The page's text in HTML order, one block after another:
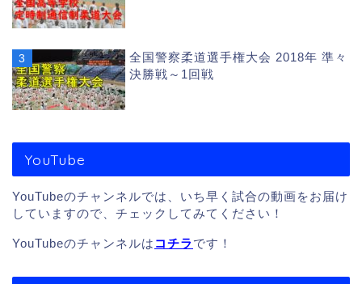
全国警察柔道選手権大会 2018年 準々
決勝戦～1回戦
YouTube
YouTubeのチャンネルでは、いち早く試合の動画をお届け
していますので、チェックしてみてください！
YouTubeのチャンネルは コチラです！